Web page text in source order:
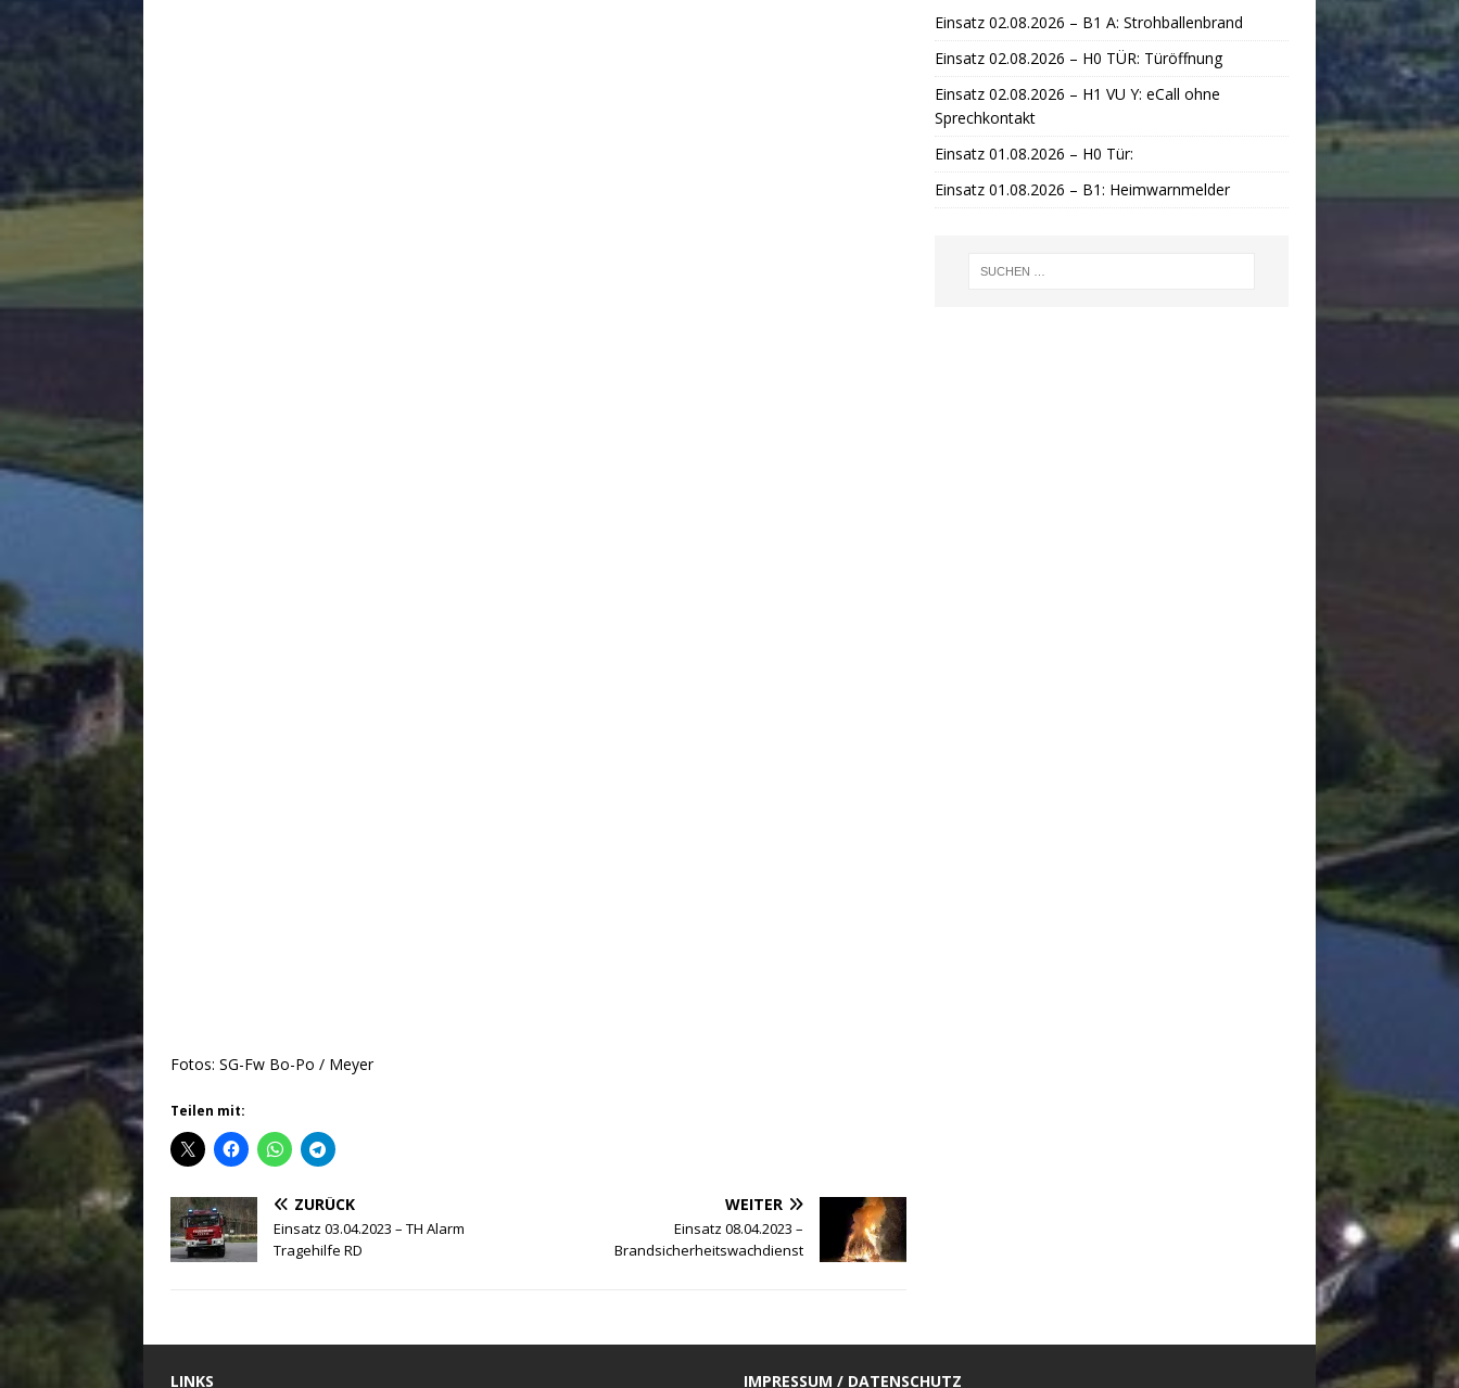
Fotos: SG-Fw Bo-Po / Meyer
Teilen mit:
ZURÜCK
Einsatz 03.04.2023 – TH Alarm
Tragehilfe RD
WEITER
Einsatz 08.04.2023 –
Brandsicherheitswachdienst
sEinsatz 02.08.2026 – B1 A: Strohballenbrand
Einsatz 02.08.2026 – H0 TÜR: Türöffnung
Einsatz 02.08.2026 – H1 VU Y: eCall ohne
Sprechkontakt
Einsatz 01.08.2026 – H0 Tür:
Einsatz 01.08.2026 – B1: Heimwarnmelder
LINKS IMPRESSUM / DATENSCHUTZ